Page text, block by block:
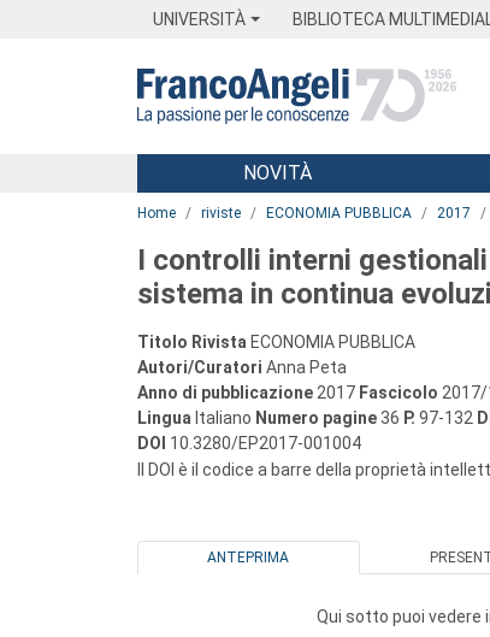
UNIVERSITÀ BIBLIOTECA
Menu
NOVITÀ
Home riviste ECONOMIA PUBBLICA 2017
I controlli interni
sistema in continua
Titolo Rivista ECONOMIA PUBBLICA
Autori/Curatori Anna Peta
Anno di pubblicazione 2017 Fascicolo 2017/
Lingua Italiano Numero pagine 36 P. 97-132
DOI 10.3280/EP2017-001004
Il DOI è il codice a barre della proprietà
ANTEPRIMA
Qui sotto puoi vedere